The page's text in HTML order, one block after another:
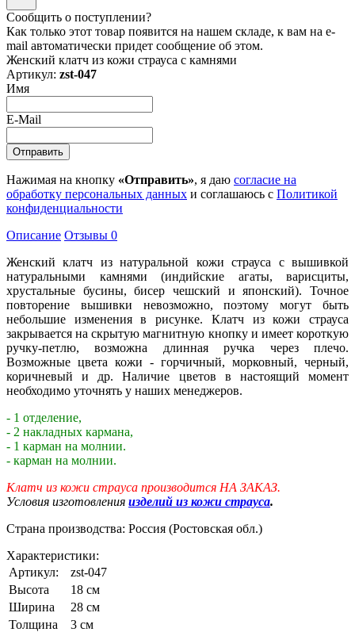
Сообщить о поступлении?
Как только этот товар появится на нашем складе, к вам на e-
mail автоматически придет сообщение об этом.
Женский клатч из кожи страуса с камнями
Артикул: zst-047
Имя
E-Mail
Нажимая на кнопку «Отправить», я даю согласие на
обработку персональных данных и соглашаюсь с Политикой
конфиденциальности
Описание Отзывы 0
Женский клатч из натуральной кожи страуса с вышивкой
натуральными камнями (индийские агаты, варисциты,
хрустальные бусины, бисер чешский и японский). Точное
повторение вышивки невозможно, поэтому могут быть
небольшие изменения в рисунке. Клатч из кожи страуса
закрывается на скрытую магнитную кнопку и имеет короткую
ручку-петлю, возможна длинная ручка через плечо.
Возможные цвета кожи - горчичный, морковный, черный,
коричневый и др. Наличие цветов в настоящий момент
необходимо уточнять у наших менеджеров.
- 1 отделение,
- 2 накладных кармана,
- 1 карман на молнии.
- карман на молнии.
Клатч из кожи страуса производится НА ЗАКАЗ.
Условия изготовления изделий из кожи страуса.
Страна производства: Россия (Ростовская обл.)
Характеристики:
Артикул:
zst-047
Высота
18 см
Ширина
28 см
Толщина
3 см